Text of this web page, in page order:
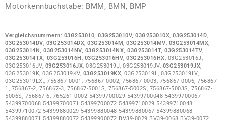
Motorkennbuchstabe: BMM, BMN, BMP
Vergleichsnummern: 03G253010, 03G253010V, 03G253010X, 03G253014D,
03G253014DV, 03G253014DX, 03G253014M, 03G253014MV, 03G253014MX,
03G253014N, 03G253014NV, 03G253014NX, 03G253014T, 03G253014TV,
03G253014TX, 03G253016H , 03G253016HV, 03G253016HX, 03G253016J,
03G253016JV, 03G253016JX, 03G253019J, 03G253019JV, 03G253019JX,
03G253019K, 03G253019KV, 03G253019KX, 03G253019L, 03G253019LV,
03G253019LX,, 756867-0001, 756867-0002, 756867-0003, 756867-0006, 756867-
1, 756867-2, 756867-3, 756867-5001S, 756867-5002S, 756867-5003S, 756867-
5006S, 756867-6, 765261-0002 54399700029 54399700048 54399700067
54399700068 54399700071 54399700072 54399710029 54399710048
54399710072 54399880029 54399880048 54399880067 54399880068
54399880071 54399880072 54399900072 BV39-0029 BV39-0068 BV39-0072